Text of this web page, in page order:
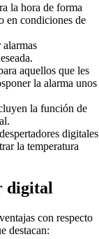
la hora de forma
en condiciones de
alarmas
aquellos que les
la alarma unos
la función de
digitales
la temperatura
digital
con respecto
destacan: